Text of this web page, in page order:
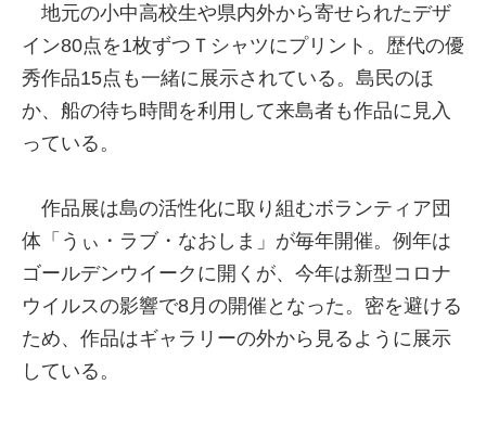
地元の小中高校生や県内外から寄せられたデザ
イン80点を1枚ずつＴシャツにプリント。歴代の優
秀作品15点も一緒に展示されている。島民のほ
か、船の待ち時間を利用して来島者も作品に見入
っている。
作品展は島の活性化に取り組むボランティア団
体「うぃ・ラブ・なおしま」が毎年開催。例年は
ゴールデンウイークに開くが、今年は新型コロナ
ウイルスの影響で8月の開催となった。密を避ける
ため、作品はギャラリーの外から見るように展示
している。